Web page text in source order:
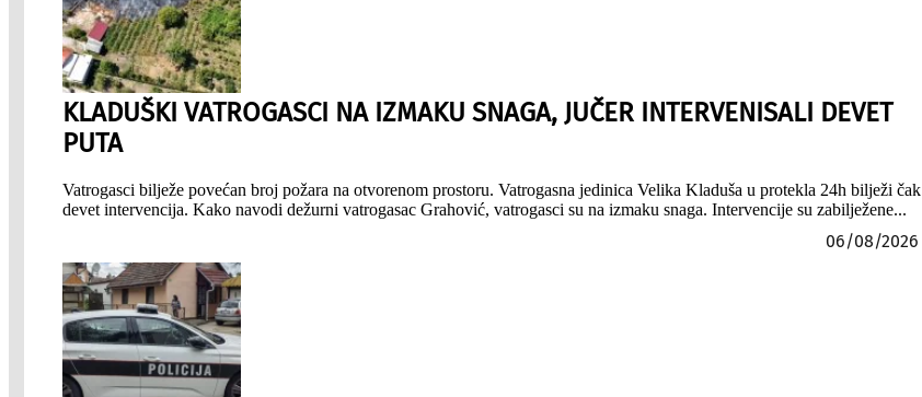
KLADUŠKI VATROGASCI NA IZMAKU SNAGA, JUČER INTERVENISALI DEVET
PUTA
Vatrogasci bilježe povećan broj požara na otvorenom prostoru. Vatrogasna jedinica Velika Kladuša u protekla 24h bilježi čak
devet intervencija. Kako navodi dežurni vatrogasac Grahović, vatrogasci su na izmaku snaga. Intervencije su zabilježene...
06/08/2026